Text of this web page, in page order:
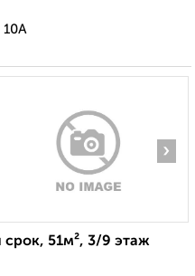
10А
›
срок, 51м², 3/9 этаж